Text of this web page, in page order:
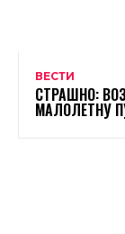
ВЕСТИ
СТРАШНО:
МАЛОЛЕТНУ